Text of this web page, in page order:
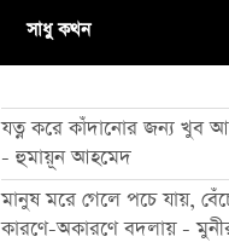
সাধু কথন
যত্ন করে কাঁদানোর জন্য খুব
- হুমায়ূন আহমেদ
মানুষ মরে গেলে পচে যায়,
কারণে-অকারণে বদলায় -